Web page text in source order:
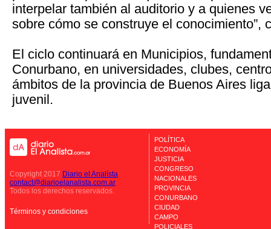
interpelar también al auditorio y a quienes
sobre cómo se construye el conocimiento”,
El ciclo continuará en Municipios,
Conurbano, en universidades, clubes,
ámbitos de la provincia de Buenos Aires
juvenil.
Copyright 2017 Diario el Analísta
contact@diarioelanalista.com.ar
Todos los derechos reservados.
Términos y condiciones
POLÍTICA
ECONOMÍA
JUSTICIA
CONGRESO
NACIONALES
PROVINCIA
CONURBANO
CIUDAD
CAMPO
POLICIALES